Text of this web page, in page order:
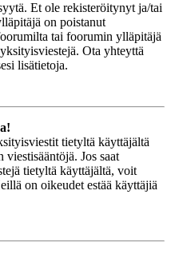
Et ole rekisteröitynyt ja/tai
on poistanut
tai foorumin ylläpitäjä
Ota yhteyttä
lisätietoja.
tietyltä käyttäjältä
Jos saat
tietyltä käyttäjältä, voit
on oikeudet estää käyttäjiä